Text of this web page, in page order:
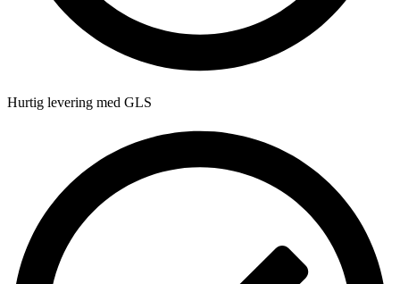
Hurtig levering med GLS